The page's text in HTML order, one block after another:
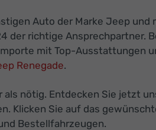
Auto der Marke Jeep und
der richtige Ansprechpartner.
mit Top-Ausstattungen
Renegade.
nötig. Entdecken Sie jetzt
Klicken Sie auf das
Bestellfahrzeugen.